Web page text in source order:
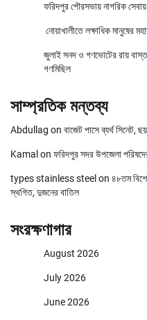
ফরিদপুর পৌরসভায় নাগরিক
নোয়াখালীতে লক্ষাধিক মানুষের
জুলাই সনদ ও গণভোটের রায়
গণমিছিল
সাম্প্রতিক মন্তব্য
Abdullag on বাজেট পাসে ব্যর্থ সিনেট,
Kamal on ফরিদপুর সদর উপজেলা
types stainless steel on ৪৮তম
স্থগিত, দুজনের বাতিল
সংরক্ষণাগার
August 2026
July 2026
June 2026